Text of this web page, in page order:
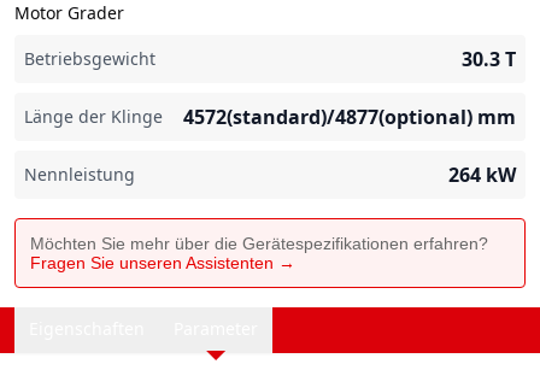
Motor Grader
Betriebsgewicht
30.3T
Länge der Klinge 4572(standard)/4877(optional) mm
Nennleistung 264 kW
Möchten Sie mehr über die Gerätespezifikationen erfahren?
Fragen Sie unseren Assistenten →